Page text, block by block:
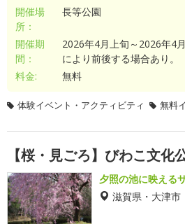
開催場
所：
長等公園
開催期
間：
2026年4月上旬～2026年4
により前後する場合あり。
料金:
無料
体験イベント・アクティビティ 無料
【桜・見ごろ】びわこ文化
夕照の池に映える
滋賀県・大津市